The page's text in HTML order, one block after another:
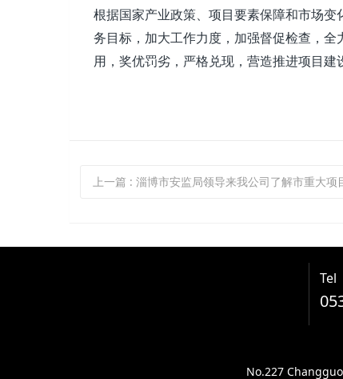
根据国家产业政策、项目要素保障和市场
务目标，加大工作力度，加强督促检查，
用，奖优罚劣，严格兑现，营造推进项目建
上一篇 : 淄博市安监局领导来我公司了解市重大项目安全审批
Tel
No.227